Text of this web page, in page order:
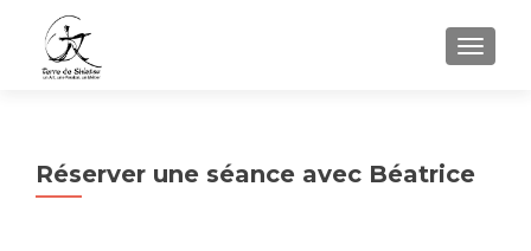
Réserver une séance avec Béatrice